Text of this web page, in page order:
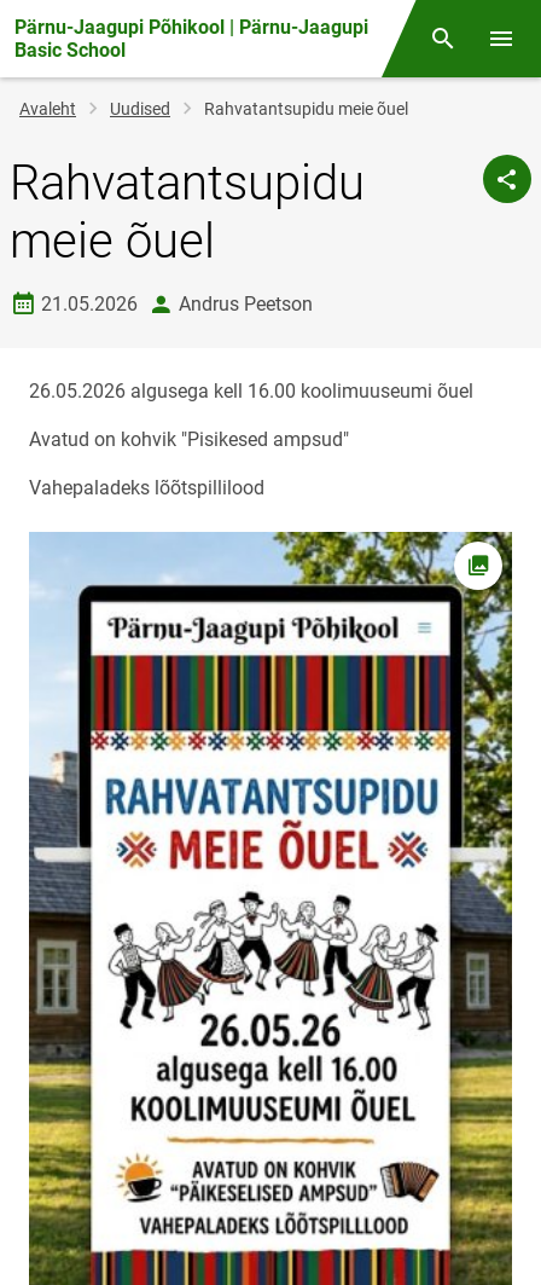
Pärnu-Jaagupi Põhikool | Pärnu-Jaagupi
Basic School
Otsing
Jälglink
Avaleht Uudised Rahvatantsupidu meie õuel
Rahvatantsupidu
meie õuel
Loomise kuupäev
21.05.2026 autorAndrus Peetson
26.05.2026 algusega kell 16.00 koolimuuseumi õuel
Avatud on kohvik "Pisikesed ampsud"
Vahepaladeks lõõtspillilood
Ava